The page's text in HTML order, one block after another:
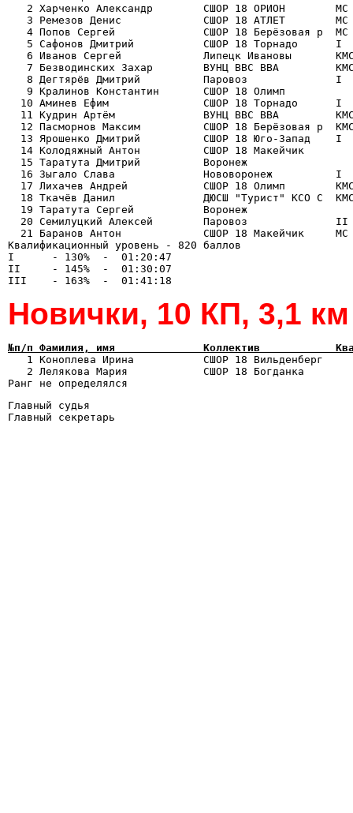
2 Харченко Александр        СШОР 18 ОРИОН
3 Ремезов Денис             СШОР 18 АТЛЕТ
4 Попов Сергей              СШОР 18 Берёзовая р
5 Сафонов Дмитрий           СШОР 18 Торнадо
6 Иванов Сергей             Липецк Ивановы
7 Безводинских Захар        ВУНЦ ВВС ВВА
8 Дегтярёв Дмитрий          Паровоз
9 Кралинов Константин       СШОР 18 Олимп
10 Аминев Ефим               СШОР 18 Торнадо
11 Кудрин Артём              ВУНЦ ВВС ВВА
12 Пасморнов Максим          СШОР 18 Берёзовая р
13 Ярошенко Дмитрий          СШОР 18 Юго-Запад
14 Колодяжный Антон          СШОР 18
15 Таратута Дмитрий          Воронеж
16 Зыгало Слава              Нововоронеж
17 Лихачев Андрей            СШОР 18
18 Ткачёв Данил              ДЮСШ
19 Таратута Сергей           Воронеж
20 Семилуцкий Алексей        Паровоз
21 Баранов Антон             СШОР 18
Квалификационный уровень - 820 баллов
I      - 130%  -  01:20:47
II     - 145%  -  01:30:07
Новички, 10 КП, 3,1 км
№п/п Фамилия, имя              Коллектив            Квал
1 Коноплева Ирина           СШОР 18 Вильденберг
2 Лелякова Мария            СШОР 18 Богданка
Главный судья
Главный секретарь